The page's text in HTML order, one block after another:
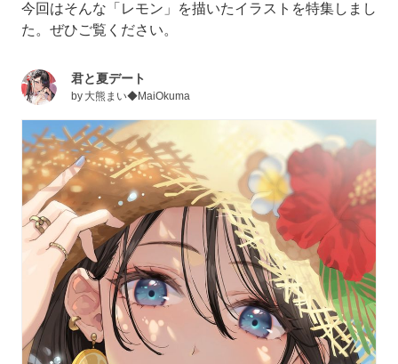
今回はそんな「レモン」を描いたイラストを特集しまし
た。ぜひご覧ください。
君と夏デート
by 大熊まい◆MaiOkuma